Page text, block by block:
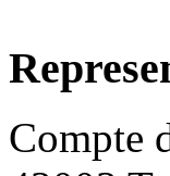
Compte